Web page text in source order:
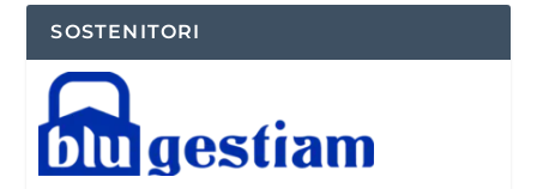
SOSTENITORI